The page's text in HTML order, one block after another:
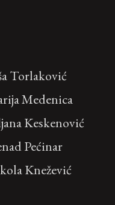
Torlaković
Medenica
Keskenović
Pećinar
Knežević